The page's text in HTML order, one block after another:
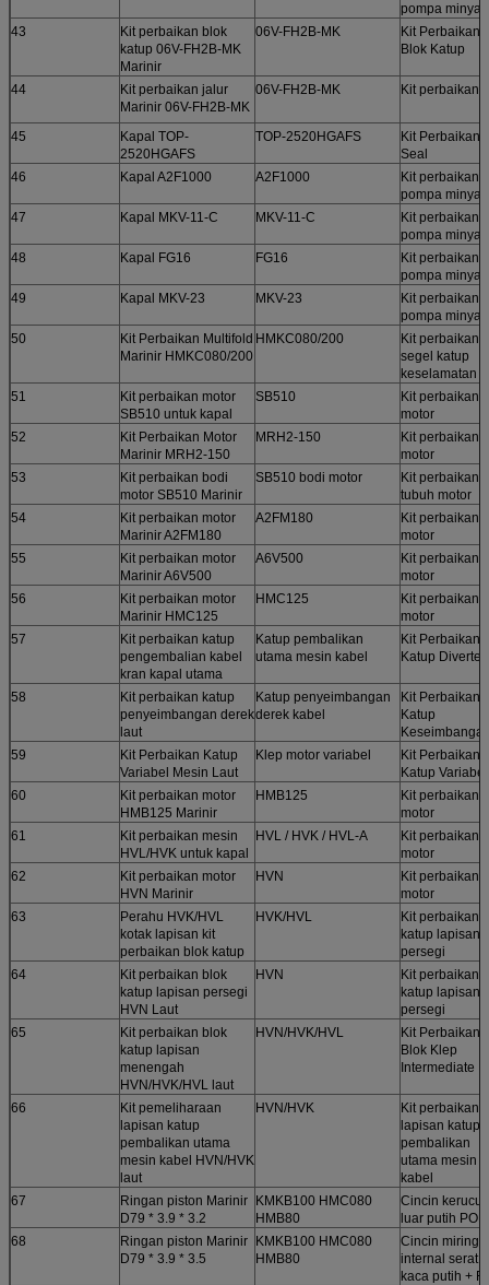
pompa minyak
43
Kit perbaikan blok
katup 06V-FH2B-MK
Marinir
06V-FH2B-MK
Kit Perbaikan
Blok Katup
44
Kit perbaikan jalur
Marinir 06V-FH2B-MK
06V-FH2B-MK Kit perbaikan
45
Kapal TOP-
2520HGAFS
TOP-2520HGAFS
Kit Perbaikan
Seal
46
Kapal A2F1000 A2F1000
Kit perbaikan
pompa minyak
47
Kapal MKV-11-C MKV-11-C
Kit perbaikan
pompa minyak
48
Kapal FG16 FG16
Kit perbaikan
pompa minyak
49
Kapal MKV-23 MKV-23
Kit perbaikan
pompa minyak
50
Kit Perbaikan Multifold
Marinir HMKC080/200
HMKC080/200
Kit perbaikan
segel katup
keselamatan
51
Kit perbaikan motor
SB510 untuk kapal
SB510
Kit perbaikan
motor
52
Kit Perbaikan Motor
Marinir MRH2-150
MRH2-150
Kit perbaikan
motor
53
Kit perbaikan bodi
motor SB510 Marinir
SB510 bodi motor
Kit perbaikan
tubuh motor
54
Kit perbaikan motor
Marinir A2FM180
A2FM180
Kit perbaikan
motor
55
Kit perbaikan motor
Marinir A6V500
A6V500
Kit perbaikan
motor
56
Kit perbaikan motor
Marinir HMC125
HMC125
Kit perbaikan
motor
57
Kit perbaikan katup
pengembalian kabel
kran kapal utama
Katup pembalikan
utama mesin kabel
Kit Perbaikan
Katup Diverter
58
Kit perbaikan katup
penyeimbangan derek
laut
Katup penyeimbangan
derek kabel
Kit Perbaikan
Katup
59
Kit Perbaikan Katup
Variabel Mesin Laut
Klep motor variabel
Kit Perbaikan
Katup Variabel
60
Kit perbaikan motor
HMB125 Marinir
HMB125
Kit perbaikan
motor
61
Kit perbaikan mesin
HVL/HVK untuk kapal
HVL / HVK / HVL-A
Kit perbaikan
motor
62
Kit perbaikan motor
HVN Marinir
HVN
Kit perbaikan
motor
63
Perahu HVK/HVL
kotak lapisan kit
perbaikan blok katup
HVK/HVL
Kit perbaikan
katup lapisan
persegi
64
Kit perbaikan blok
katup lapisan persegi
HVN Laut
HVN
Kit perbaikan
katup lapisan
persegi
65
Kit perbaikan blok
katup lapisan
menengah
HVN/HVK/HVL laut
HVN/HVK/HVL
Kit Perbaikan
Blok Klep
Intermediate
66
Kit pemeliharaan
lapisan katup
pembalikan utama
mesin kabel HVN/HVK
laut
HVN/HVK
Kit perbaikan
lapisan katup
pembalikan
utama mesin
kabel
67
Ringan piston Marinir
D79 * 3.9 * 3.2
KMKB100 HMC080
HMB80
Cincin kerucut
luar putih POM
68
Ringan piston Marinir
D79 * 3.9 * 3.5
KMKB100 HMC080
HMB80
Cincin miring
internal serat
kaca putih +